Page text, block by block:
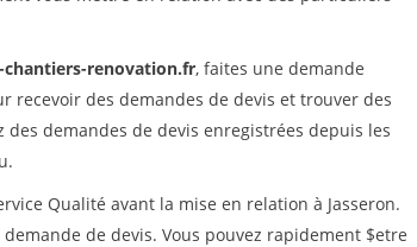
renovation.fr, faites une demande
des demandes de devis et trouver des
demandes de devis enregistrées depuis les
Qualité avant la mise en relation à Jasseron.
de devis. Vous pouvez rapidement $etre